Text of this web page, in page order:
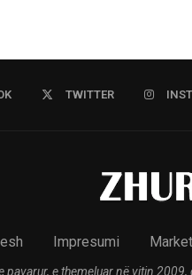
TWITTER
Impresumi
pavarur, e themeluar në vitin